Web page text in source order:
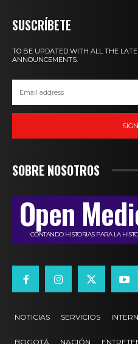
SUSCRÍBETE
TO BE UPDATED WITH ALL THE
ANNOUNCEMENTS.
SOBRE NOSOTROS
Open
CONTANDO HISTORIAS PARA LA
NOTICIAS SERVICIOS
BOGOTÁ NACIÓN